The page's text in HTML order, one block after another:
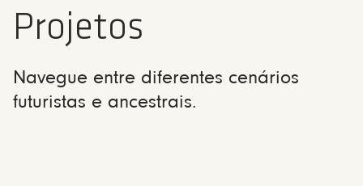
Projetos
Navegue entre diferentes cenários
futuristas e ancestrais.